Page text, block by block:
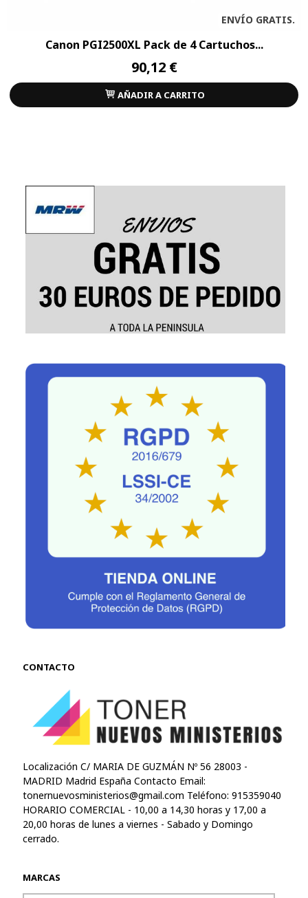
CONTACTO
Localización C/ MARIA DE GUZMÁN Nº 56 28003 -
MADRID Madrid España Contacto Email:
tonernuevosministerios@gmail.com Teléfono: 915359040
HORARIO COMERCIAL - 10,00 a 14,30 horas y 17,00 a
20,00 horas de lunes a viernes - Sabado y Domingo
cerrado.
MARCAS
ENVÍO GRATIS.
Canon PGI2500XL Pack de 4 Cartuchos...
90,12 €
AÑADIR A CARRITO